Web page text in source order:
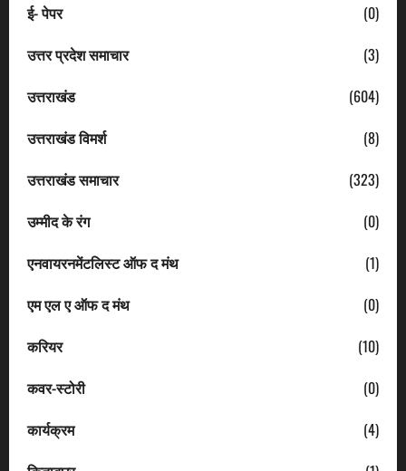
ई- पेपर
(0)
उत्तर प्रदेश समाचार
(3)
उत्तराखंड
(604)
उत्तराखंड विमर्श
(8)
उत्तराखंड समाचार
(323)
उम्मीद के रंग
(0)
एनवायरनमेंटलिस्ट ऑफ द मंथ
(1)
एम एल ए ऑफ द मंथ
(0)
करियर
(10)
कवर-स्टोरी
(0)
कार्यक्रम
(4)